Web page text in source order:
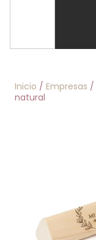
Inicio / Empresas /
natural